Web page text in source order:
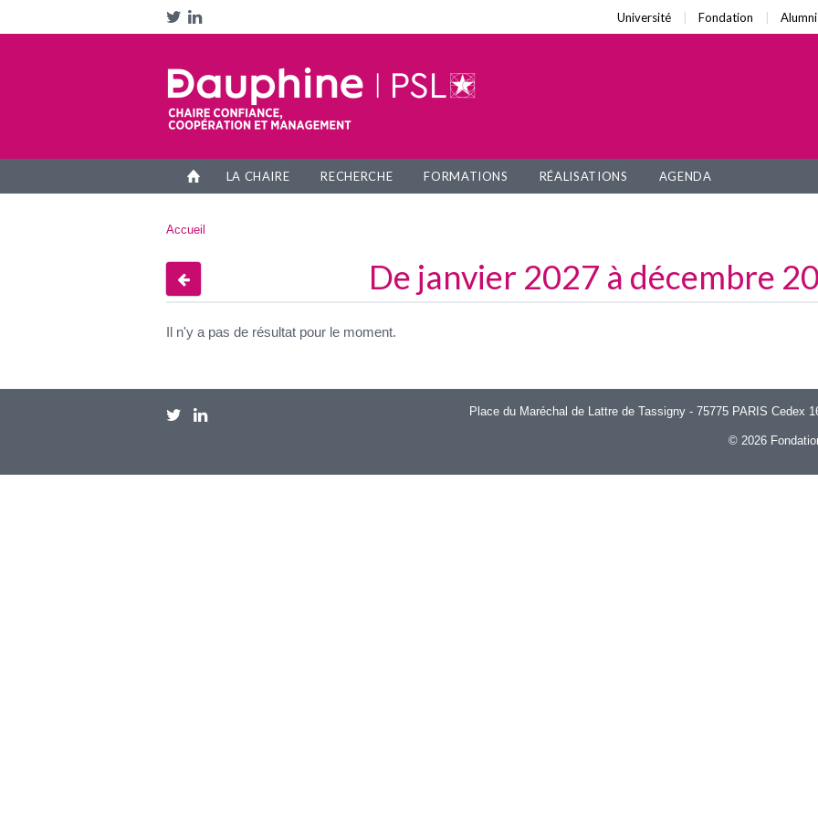
Université Fondation Alumni
LA CHAIRE RECHERCHE FORMATIONS RÉALISATIONS AGENDA
Vous êtes ici
Accueil
Avant De janvier 2027 à décembre
Il n'y a pas de résultat pour le moment.
Place du Maréchal de Lattre de Tassigny - 75775 PARIS Cedex
© 2026